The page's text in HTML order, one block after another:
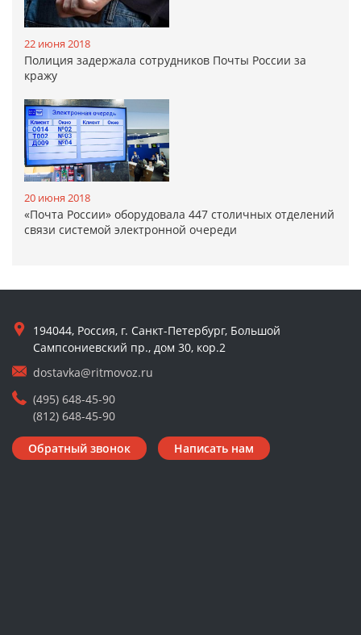
22 июня 2018
Полиция задержала сотрудников Почты России за
кражу
20 июня 2018
«Почта России» оборудовала 447 столичных отделений
связи системой электронной очереди
194044, Россия, г. Санкт-Петербург, Большой
Сампсониевский пр., дом 30, кор.2
dostavka@ritmovoz.ru
(495) 648-45-90
(812) 648-45-90
Обратный звонок Написать нам